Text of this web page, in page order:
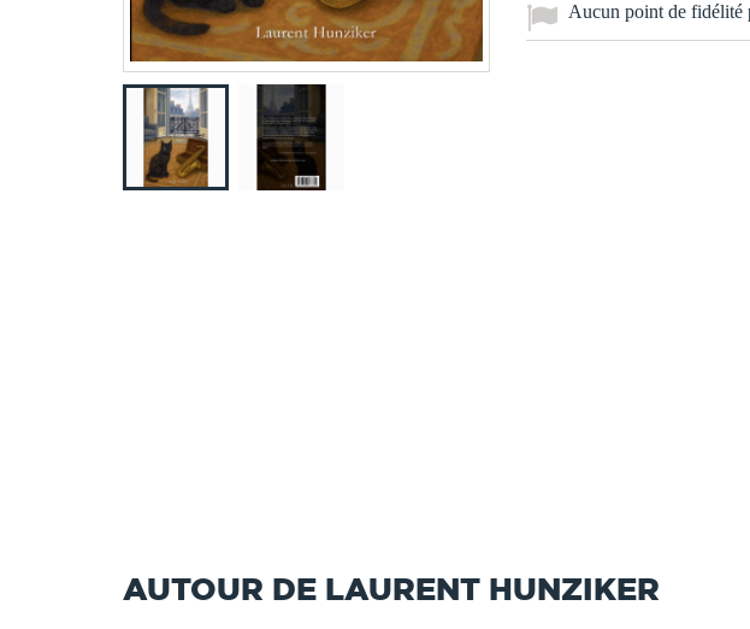
Aucun point de fidélité
AUTOUR DE LAURENT HUNZIKER